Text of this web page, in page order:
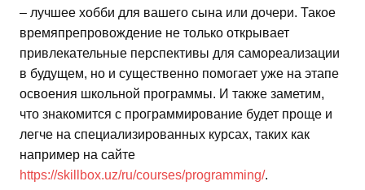
– лучшее хобби для вашего сына или дочери. Такое
времяпрепровождение не только открывает
привлекательные перспективы для самореализации
в будущем, но и существенно помогает уже на этапе
освоения школьной программы. И также заметим,
что знакомится с программирование будет проще и
легче на специализированных курсах, таких как
например на сайте
https://skillbox.uz/ru/courses/programming/.